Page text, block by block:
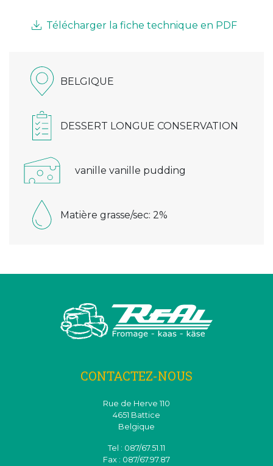
Télécharger la fiche technique en PDF
BELGIQUE
DESSERT LONGUE CONSERVATION
vanille vanille pudding
Matière grasse/sec: 2%
CONTACTEZ-NOUS
Rue de Herve 110
4651 Battice
Belgique
Tel : 087/67.51.11
Fax : 087/67.97.87